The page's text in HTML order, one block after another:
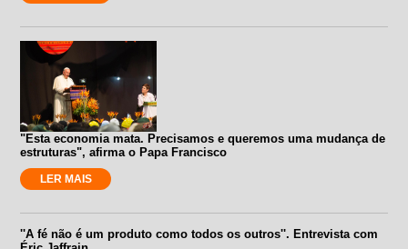
"Esta economia mata. Precisamos e queremos uma mudança de
estruturas", afirma o Papa Francisco
LER MAIS
''A fé não é um produto como todos os outros''. Entrevista com